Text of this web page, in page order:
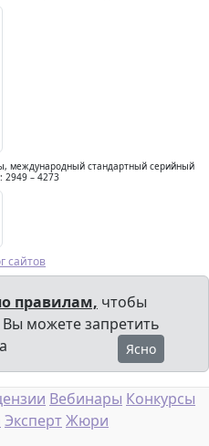
международный стандартный серийный
2949 – 4273
сайтов
правилам, чтобы
можете запретить
Ясно
Вебинары Конкурсы
ЭкспертЖюри